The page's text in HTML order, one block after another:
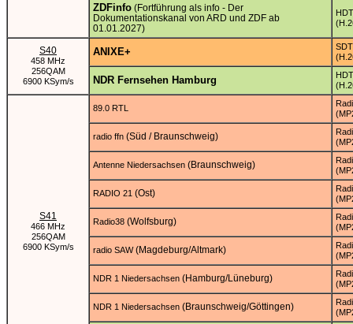
ZDFinfo (Fortführung als info - Der
Dokumentationskanal von ARD und ZDF ab
01.01.2027)
S40
458 MHz
256QAM
6900 KSym/s
ANIXE+
NDR Fernsehen Hamburg
S41
466 MHz
256QAM
6900 KSym/s
89.0 RTL
radio ffn (Süd / Braunschweig)
Antenne Niedersachsen (Braunschweig)
RADIO 21 (Ost)
Radio38 (Wolfsburg)
radio SAW(Magdeburg/Altmark)
NDR 1 Niedersachsen (Hamburg/Lüneburg)
NDR 1 Niedersachsen (Braunschweig/Göttingen)